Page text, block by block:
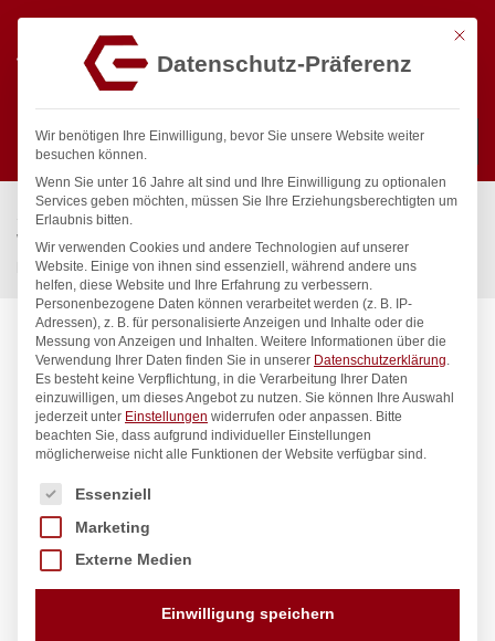
Suchen
Start / Gastronomiebedarf & Gastro Geräte für Profis
Wassertechnik
Wannenauslauf
pro Wannen-Rohreinlauf mit Sockel
Mit
Datenschutz-Präferenz
Wir benötigen Ihre Einwilligung, bevor Sie unsere Website weiter
besuchen können.
Wenn Sie unter 16 Jahre alt sind und Ihre Einwilligung zu optionalen
Services geben möchten, müssen Sie Ihre Erziehungsberechtigten um
Erlaubnis bitten.
Wir verwenden Cookies und andere Technologien auf unserer
Website. Einige von ihnen sind essenziell, während andere uns
helfen, diese Website und Ihre Erfahrung zu verbessern.
Personenbezogene Daten können verarbeitet werden (z. B. IP-
Adressen), z. B. für personalisierte Anzeigen und Inhalte oder die
Messung von Anzeigen und Inhalten. Weitere Informationen über die
Verwendung Ihrer Daten finden Sie in unserer Datenschutzerklärung.
Es besteht keine Verpflichtung, in die Verarbeitung Ihrer Daten
einzuwilligen, um dieses Angebot zu nutzen. Sie können Ihre Auswahl
jederzeit unter Einstellungen widerrufen oder anpassen. Bitte
beachten Sie, dass aufgrund individueller Einstellungen
möglicherweise nicht alle Funktionen der Website verfügbar sind.
Es folgt eine Liste der Service-Gruppen, für die eine
Essenziell
Marketing
Externe Medien
Einwilligung speichern